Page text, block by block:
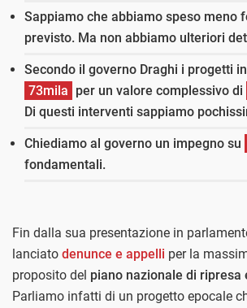
Sappiamo che abbiamo speso meno
previsto. Ma non abbiamo ulteriori
Secondo il governo Draghi i progetti
73mila per un valore complessivo di
Di questi interventi sappiamo
Chiediamo al governo un impegno su
fondamentali.
Fin dalla sua presentazione in
lanciato denunce e appelli per la
proposito del piano nazionale di ripresa
Parliamo infatti di un progetto epocale